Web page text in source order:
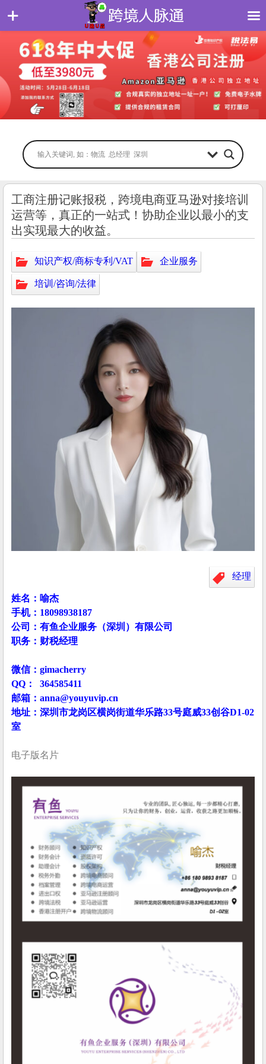
工商注册记账报税，跨境电商亚马逊对接培训
运营等，真正的一站式！协助企业以最小的支
出实现最大的收益。
知识产权/商标专利/VAT 企业服务
培训/咨询/法律
经理
姓名：喻杰
手机：18098938187
公司：有鱼企业服务（深圳）有限公司
职务：财税经理
微信：gimacherry
QQ： 364585411
邮箱：anna@youyuvip.cn
地址：深圳市龙岗区横岗街道华乐路33号庭威33创谷D1-02
室
电子版名片